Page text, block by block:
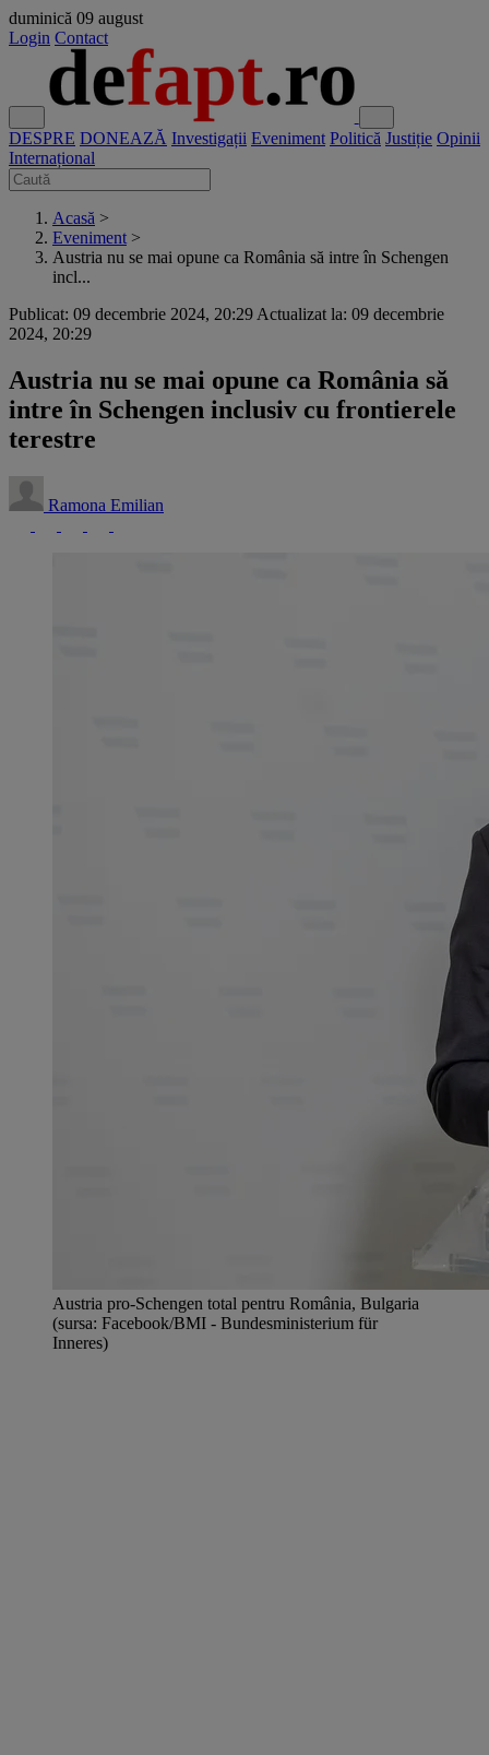
duminică 09 august
Login Contact
DESPRE DONEAZĂ Investigații Eveniment Politică Justiție Opinii
Internațional
Acasă >
Eveniment >
Austria nu se mai opune ca România să intre în Schengen
incl...
Publicat: 09 decembrie 2024, 20:29 Actualizat la: 09 decembrie
2024, 20:29
Austria nu se mai opune ca România să
intre în Schengen inclusiv cu frontierele
terestre
Ramona Emilian
Austria pro-Schengen total pentru România, Bulgaria
(sursa: Facebook/BMI - Bundesministerium für
Inneres)